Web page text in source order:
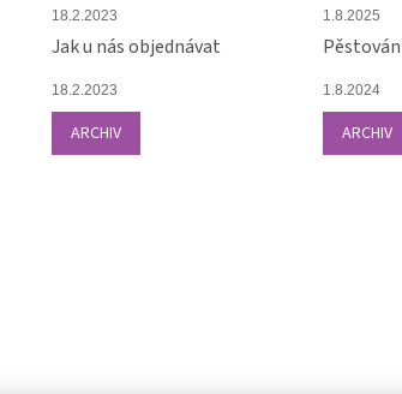
18.2.2023
Jak u nás objednávat
18.2.2023
ARCHIV
1.8.2025
1.8.2024
ARCHIV